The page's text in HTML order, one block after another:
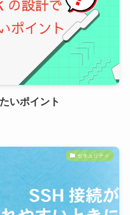
いポイント
セキュリティ